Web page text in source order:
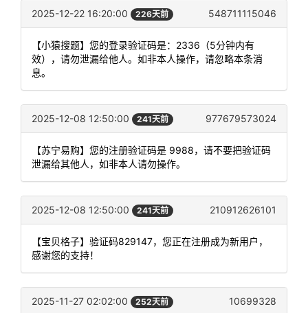
2025-12-22 16:20:00 226天前 548711115046
【小猿搜题】您的登录验证码是：2336（5分钟内有
效），请勿泄漏给他人。如非本人操作，请忽略本条消
息。
2025-12-08 12:50:00 241天前 977679573024
【苏宁易购】您的注册验证码是 9988，请不要把验证码
泄漏给其他人，如非本人请勿操作。
2025-12-08 12:50:00 241天前 210912626101
【宝贝格子】验证码829147，您正在注册成为新用户，
感谢您的支持！
2025-11-27 02:02:00 252天前 10699328